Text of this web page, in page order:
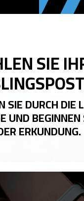
SIE
SIE DURCH DIE
UND
ERKUNDUNG.